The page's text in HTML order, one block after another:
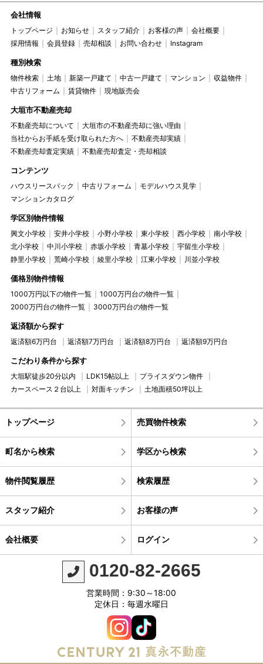
会社情報
トップページ お知らせ スタッフ紹介 お客様の声
会社概要
採用情報
会員登録 売却相談 お問い合わせ Instagram
種別検索
物件検索 土地 新築一戸建て 中古一戸建て マンション
収益物件
中古リフォーム
賃貸物件 現地販売会
大垣市不動産売却
不動産売却について
大垣市の不動産売却に強い理由
当社からお手紙を受け取られた方へ
不動産売却実績
不動産売却査定実績
不動産売却査定・売却相談
コンテンツ
ハウスリースバック 中古リフォーム
モデルハウス見学
マンションカタログ
学区別物件情報
興文小学校 安井小学校 小野小学校 東小学校 西小学校
南小学校
北小学校
中川小学校 赤坂小学校 青墓小学校
宇留生小学校
静里小学校
荒崎小学校 綾里小学校 江東小学校 川並小学校
価格別物件情報
1000万円以下の物件一覧
1000万円台の物件一覧
2000万円台の物件一覧
3000万円台の物件一覧
返済額から探す
返済額6万円台 返済額7万円台 返済額8万円台 返済額9万円台
こだわり条件から探す
大垣駅徒歩20分以内 LDK15帖以上
プライスダウン物件
カースペース２台以上
対面キッチン 土地面積50坪以上
トップページ 売買物件検索
町名から検索 学区から検索
物件閲覧履歴 検索履歴
スタッフ紹介 お客様の声
会社概要 ログイン
0120-82-2665
営業時間：9:30～18:00
定休日：毎週水曜日